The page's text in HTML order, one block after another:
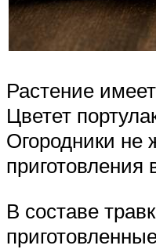
Растение
Цветет
Огородники не
В составе